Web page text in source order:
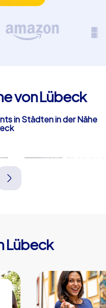
von Lübeck
in Städten in der Nähe
Lübeck